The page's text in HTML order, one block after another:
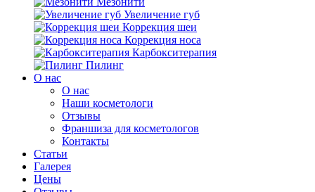
Увеличение губ
Коррекция шеи
Коррекция носа
Карбокситерапия
Пилинг
O нас
O нас
Наши косметологи
Отзывы
Франшиза для косметологов
Контакты
Статьи
Галерея
Цены